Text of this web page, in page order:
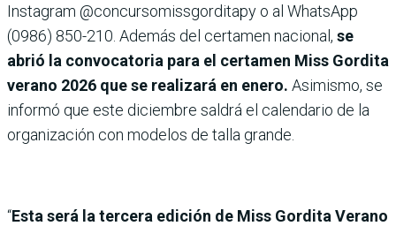
Instagram @concursomissgorditapy o al WhatsApp
(0986) 850-210. Además del certamen nacional, se
abrió la convocatoria para el certamen Miss Gordita
verano 2026 que se realizará en enero. Asimismo, se
informó que este diciembre saldrá el calendario de la
organización con modelos de talla grande.
“Esta será la tercera edición de Miss Gordita Verano